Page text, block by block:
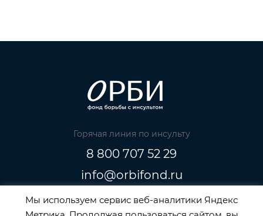
Горячая линия по инсульту
8 800 707 52 29
info@orbifond.ru
Мы используем сервис веб-аналитики Яндекс